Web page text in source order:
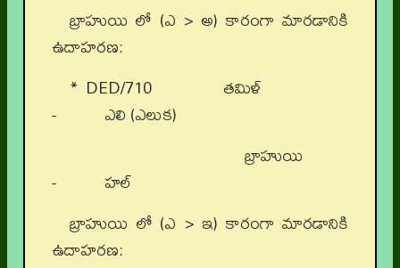
బ్రాహుయి లో (ఎ > అ) కారంగా మారడానికి
ఉదాహరణ:
* DED/710 తమిళ్
- ఎలి (ఎలుక)
బ్రాహుయి
- హల్
బ్రాహుయి లో (ఎ > ఇ) కారంగా మారడానికి
ఉదాహరణ: